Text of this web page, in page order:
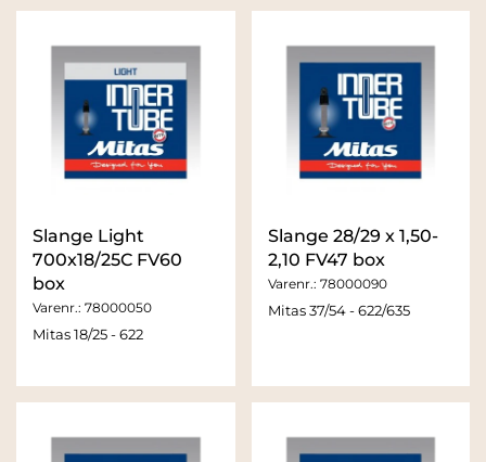
Slange Light
700x18/25C FV60
box
Varenr.: 78000050
Mitas 18/25 - 622
Slange 28/29 x 1,50-
2,10 FV47 box
Varenr.: 78000090
Mitas 37/54 - 622/635